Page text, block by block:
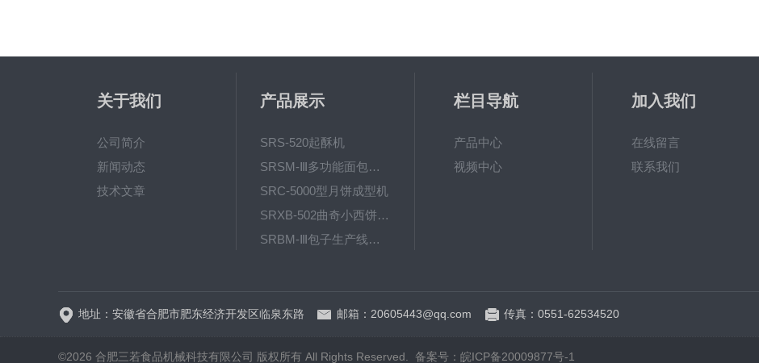
关于我们
公司简介
新闻动态
技术文章
产品展示
SRS-520起酥机
SRSM-Ⅲ多功能面包生产线 酥饼机
SRC-5000型月饼成型机
SRXB-502曲奇小西饼挤花机
SRBM-Ⅲ包子生产线（包子机）
栏目导航
产品中心
视频中心
加入我们
在线留言
联系我们
地址：安徽省合肥市肥东经济开发区临泉东路 邮箱：20605443@qq.com 传真：0551-62534520
©2026 合肥三若食品机械科技有限公司 版权所有 All Rights Reserved. 备案号：皖ICP备20009877号-1